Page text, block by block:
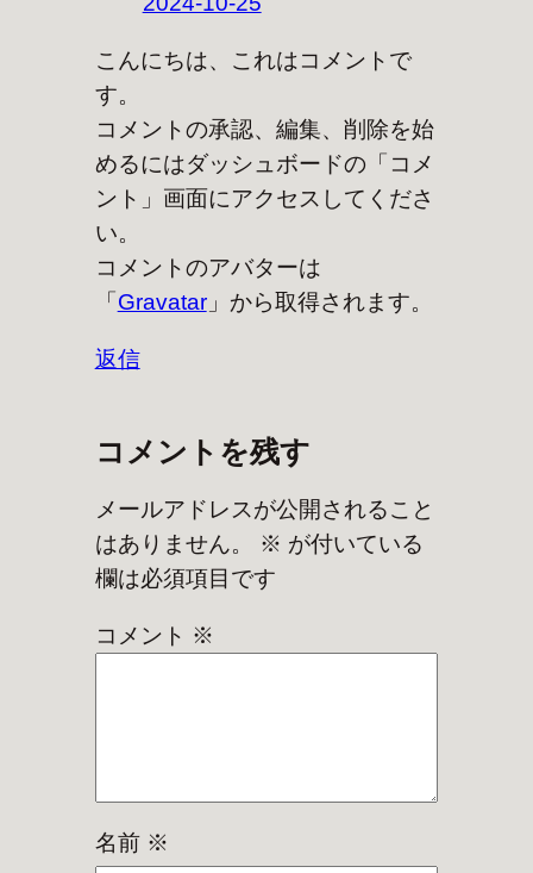
こんにちは、これはコメントで
す。
コメントの承認、編集、削除を始
めるにはダッシュボードの「コメ
ント」画面にアクセスしてくださ
い。
コメントのアバターは
「 Gravatar」から取得されます。
返信
コメントを残す
メールアドレスが公開されること
はありません。
※ が付いている
欄は必須項目です
コメント ※
名前 ※